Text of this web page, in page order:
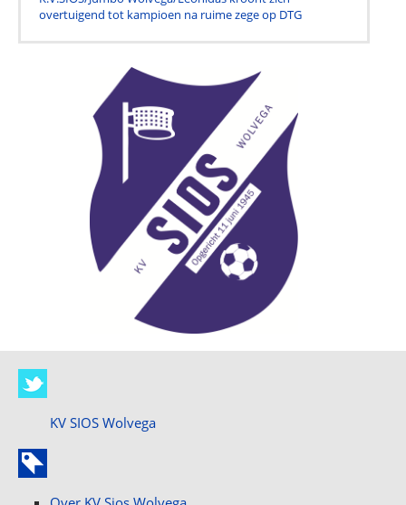
overtuigend tot kampioen na ruime zege op DTG
KV SIOS Wolvega